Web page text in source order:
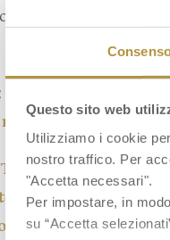
Questo sito web
Utilizziamo i cookie
nostro traffico. Per
"Accetta necessari".
Per impostare, in
su “Accetta
dare un tocco
un riso gustoso e
riso al curry e banane
: dai semplicissimi
con ananas, dal
la scelta sta a voi.